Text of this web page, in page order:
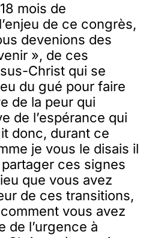
mois de
de ce congrès,
devenions des
», de ces
Christ qui se
du gué pour faire
de la peur qui
de l’espérance qui
donc, durant ce
je vous le disais il
ces signes
que vous avez
de ces transitions,
vous avez
de l’urgence à